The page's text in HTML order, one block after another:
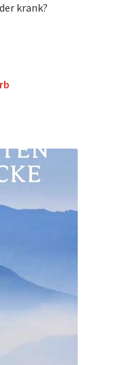
krank?